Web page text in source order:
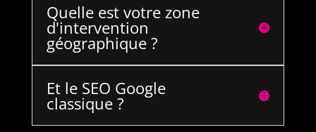
Quelle est votre zone
d'intervention
géographique ?
Et le SEO Google
classique ?